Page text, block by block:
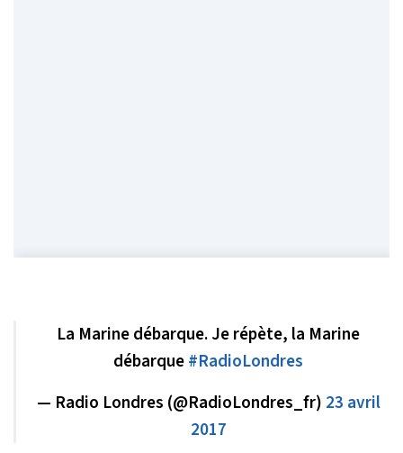
La Marine débarque. Je répète, la Marine
débarque#RadioLondres
— Radio Londres (@RadioLondres_fr) 23 avril
2017